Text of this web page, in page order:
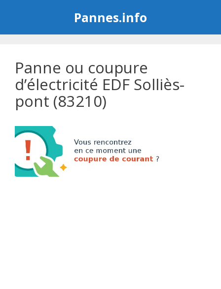
Pannes.info
Panne ou coupure
d’électricité EDF Solliès-
pont (83210)